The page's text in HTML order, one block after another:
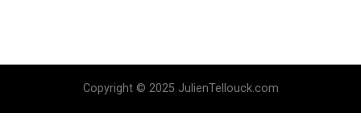
Copyright © 2025 JulienTellouck.com